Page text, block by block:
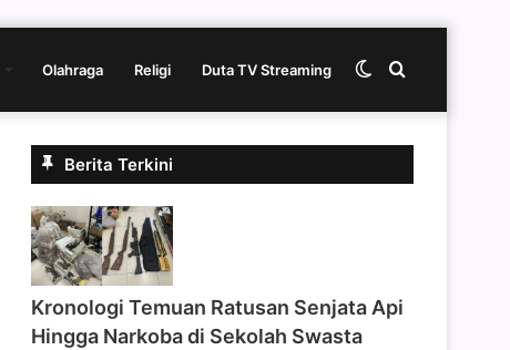
Olahraga Religi Duta TV Streaming Cari
Switch
Berita Terkini
Kronologi Temuan Ratusan Senjata Api
Hingga Narkoba di Sekolah Swasta